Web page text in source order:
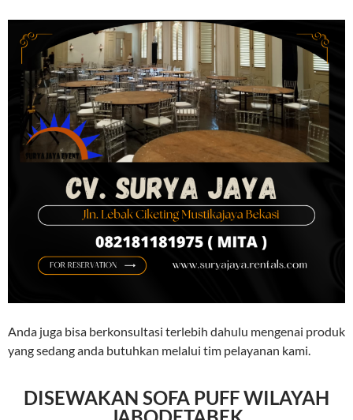
Anda juga bisa berkonsultasi terlebih dahulu mengenai produk
yang sedang anda butuhkan melalui tim pelayanan kami.
DISEWAKAN SOFA PUFF WILAYAH